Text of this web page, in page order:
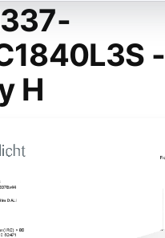
-
H